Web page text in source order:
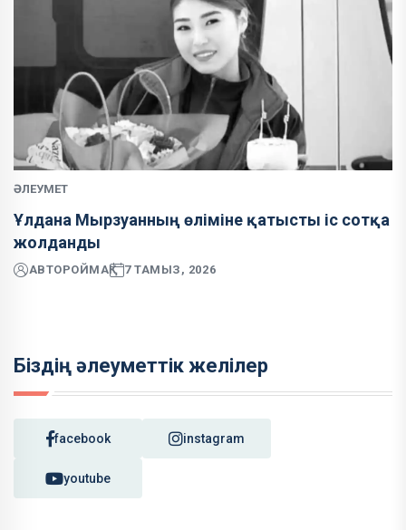
ӘЛЕУМЕТ
Ұлдана Мырзуанның өліміне қатысты іс сотқа
жолданды
АВТОРОЙМАҚ 7 ТАМЫЗ, 2026
Біздің әлеуметтік желілер
facebook instagram
youtube